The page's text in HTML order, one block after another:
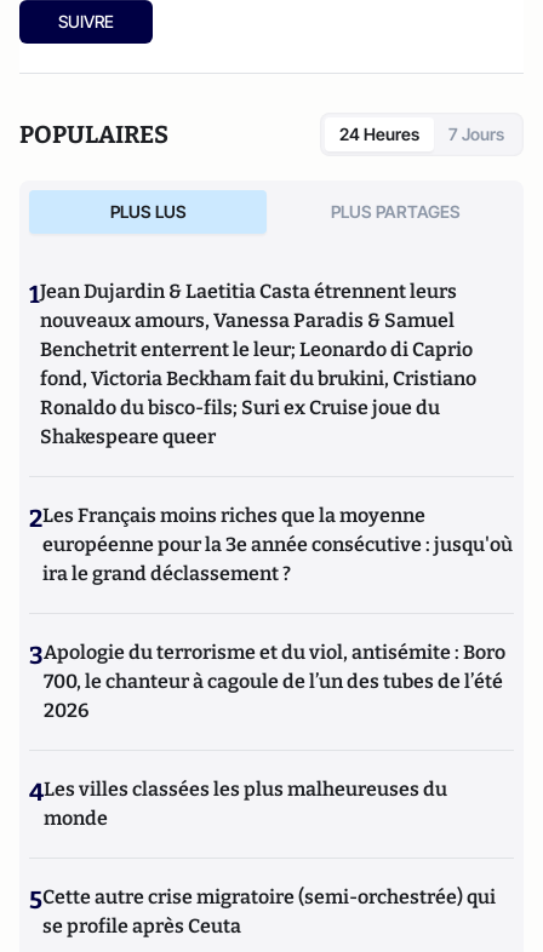
SUIVRE
POPULAIRES 24 Heures 7 Jours
PLUS LUS PLUS PARTAGES
1Jean Dujardin & Laetitia Casta étrennent leurs
nouveaux amours, Vanessa Paradis & Samuel
Benchetrit enterrent le leur; Leonardo di Caprio
fond, Victoria Beckham fait du brukini, Cristiano
Ronaldo du bisco-fils; Suri ex Cruise joue du
Shakespeare queer
2Les Français moins riches que la moyenne
européenne pour la 3e année consécutive : jusqu'où
ira le grand déclassement ?
3Apologie du terrorisme et du viol, antisémite : Boro
700, le chanteur à cagoule de l’un des tubes de l’été
2026
4Les villes classées les plus malheureuses du
monde
5Cette autre crise migratoire (semi-orchestrée) qui
se profile après Ceuta